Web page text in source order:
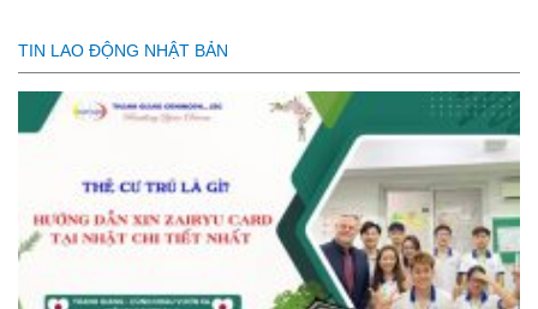
TIN LAO ĐỘNG NHẬT BẢN